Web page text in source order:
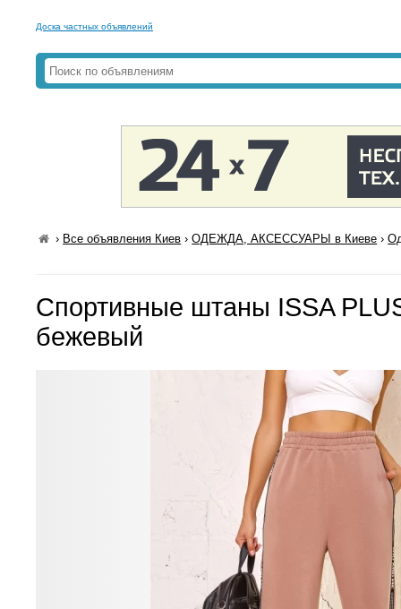
Доска частных объявлений
› Все объявления Киев ›ОДЕЖДА, АКСЕССУАРЫ в Киеве ›
Спортивные штаны ISSA
бежевый